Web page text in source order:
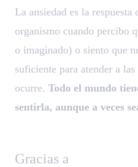
La ansiedad es la respuesta
organismo cuando percibo
o imaginado) o siento que
suficiente para atender a
ocurre. Todo el mundo
sentirla, aunque a veces